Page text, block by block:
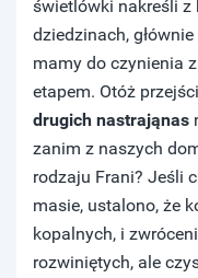
świetlówki nakreśli z
dziedzinach,
mamy do czynienia
etapem. Otóż
drugich nastrająnas
zanim z naszych
rodzaju Frani? Jeśli
masie, ustalono, że
kopalnych, i
rozwiniętych, ale